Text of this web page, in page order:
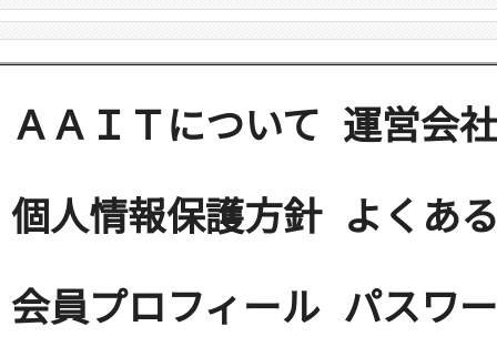
ＡＡＩＴについて 運営会社
個人情報保護方針 よくあ
会員プロフィール パスワ